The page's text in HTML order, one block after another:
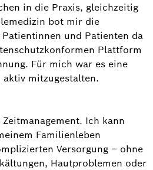
in die Praxis, gleichzeitig
bot mir die
und Patienten da
Plattform
Für mich war es eine
mitzugestalten.
Ich kann
Familienleben
Versorgung – ohne
Hautproblemen oder